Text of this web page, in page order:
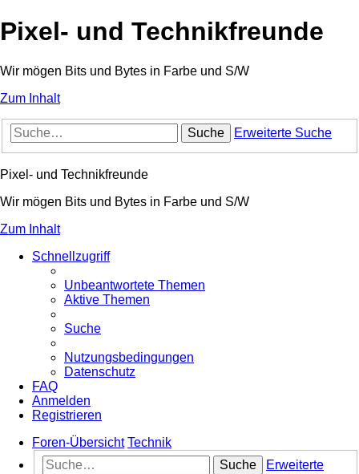
Pixel- und Technikfreunde
Wir mögen Bits und Bytes in Farbe und S/W
Zum Inhalt
Suche Erweiterte Suche
Pixel- und Technikfreunde
Wir mögen Bits und Bytes in Farbe und S/W
Zum Inhalt
Schnellzugriff
Unbeantwortete Themen
Aktive Themen
Suche
Nutzungsbedingungen
Datenschutz
FAQ
Anmelden
Registrieren
Foren-Übersicht Technik
Suche
Erweiterte